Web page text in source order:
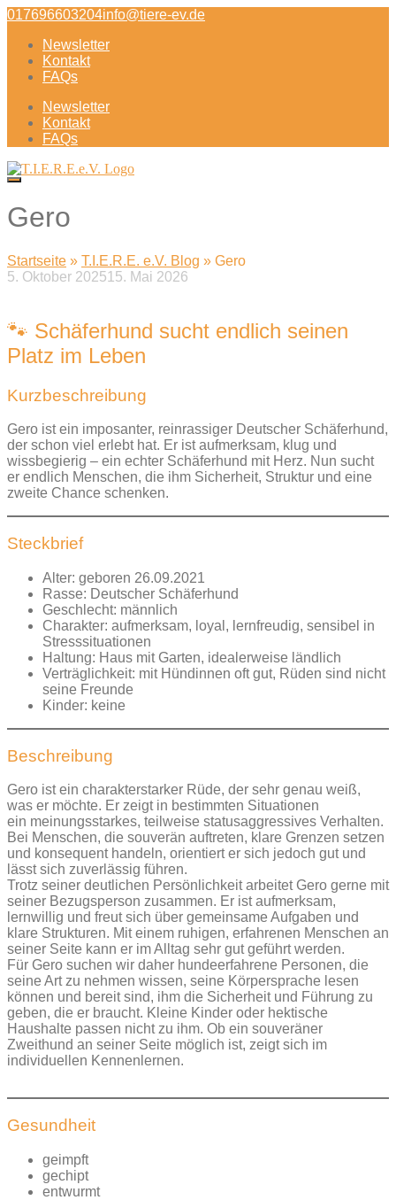
Direkt
Inhalt
017696603204info@tiere-ev.de
Newsletter
Kontakt
FAQs
Newsletter
Kontakt
FAQs
Gero
Startseite » T.I.E.R.E. e.V. Blog » Gero
5. Oktober 202515. Mai 2026
🐾 Schäferhund sucht endlich seinen
Platz im Leben
Kurzbeschreibung
Gero ist ein imposanter, reinrassiger Deutscher Schäferhund,
der schon viel erlebt hat. Er ist aufmerksam, klug und
wissbegierig – ein echter Schäferhund mit Herz. Nun sucht
er endlich Menschen, die ihm Sicherheit, Struktur und eine
zweite Chance schenken.
Steckbrief
Alter: geboren 26.09.2021
Rasse: Deutscher Schäferhund
Geschlecht: männlich
Charakter: aufmerksam, loyal, lernfreudig, sensibel in
Stresssituationen
Haltung: Haus mit Garten, idealerweise ländlich
Verträglichkeit: mit Hündinnen oft gut, Rüden sind nicht
seine Freunde
Kinder: keine
Beschreibung
Gero ist ein charakterstarker Rüde, der sehr genau weiß,
was er möchte. Er zeigt in bestimmten Situationen
ein meinungsstarkes, teilweise statusaggressives Verhalten.
Bei Menschen, die souverän auftreten, klare Grenzen setzen
und konsequent handeln, orientiert er sich jedoch gut und
lässt sich zuverlässig führen.
Trotz seiner deutlichen Persönlichkeit arbeitet Gero gerne mit
seiner Bezugsperson zusammen. Er ist aufmerksam,
lernwillig und freut sich über gemeinsame Aufgaben und
klare Strukturen. Mit einem ruhigen, erfahrenen Menschen an
seiner Seite kann er im Alltag sehr gut geführt werden.
Für Gero suchen wir daher hundeerfahrene Personen, die
seine Art zu nehmen wissen, seine Körpersprache lesen
können und bereit sind, ihm die Sicherheit und Führung zu
geben, die er braucht. Kleine Kinder oder hektische
Haushalte passen nicht zu ihm. Ob ein souveräner
Zweithund an seiner Seite möglich ist, zeigt sich im
individuellen Kennenlernen.
Gesundheit
geimpft
gechipt
entwurmt